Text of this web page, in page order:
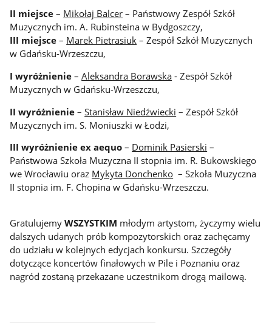
II miejsce – Mikołaj Balcer – Państwowy Zespół Szkół
Muzycznych im. A. Rubinsteina w Bydgoszczy,
III miejsce – Marek Pietrasiuk – Zespół Szkół Muzycznych
w Gdańsku-Wrzeszczu,
I wyróżnienie –Aleksandra Borawska - Zespół Szkół
Muzycznych w Gdańsku-Wrzeszczu,
II wyróżnienie–Stanisław Niedźwiecki – Zespół Szkół
Muzycznych im. S. Moniuszki w Łodzi,
III wyróżnienie ex aequo– Dominik Pasierski –
Państwowa Szkoła Muzyczna II stopnia im. R. Bukowskiego
we Wrocławiu oraz Mykyta Donchenko – Szkoła Muzyczna
II stopnia im. F. Chopina w Gdańsku-Wrzeszczu.
GratulujemyWSZYSTKIM młodym artystom, życzymy wielu
dalszych udanych prób kompozytorskich oraz zachęcamy
do udziału w kolejnych edycjach konkursu. Szczegóły
dotyczące koncertów finałowych w Pile i Poznaniu oraz
nagród zostaną przekazane uczestnikom drogą mailową.